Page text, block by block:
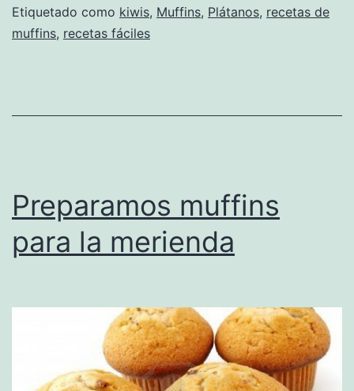
Etiquetado como kiwis, Muffins, Plátanos, recetas de
muffins, recetas fáciles
Preparamos muffins
para la merienda